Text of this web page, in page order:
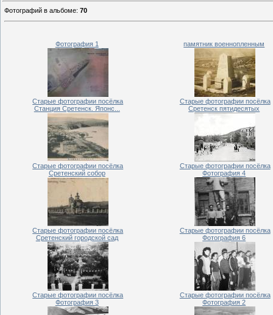
Фотографий в альбоме: 70
Фотография 1
Старые фотографии посёлка
памятник военнопленным
Старые фотографии посёлка
Станция Сретенск. Японс...
Старые фотографии посёлка
Сретенск пятидесятых
Старые фотографии посёлка
Сретенский собор
Старые фотографии посёлка
Фотография 4
Старые фотографии посёлка
Сретенский городской сад
Старые фотографии посёлка
Фотография 6
Старые фотографии посёлка
Фотография 3
Фотография 2